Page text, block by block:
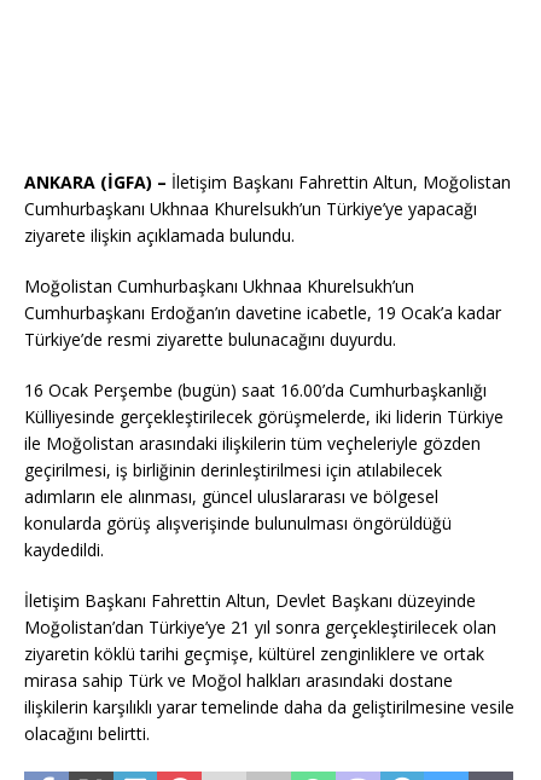
ANKARA (İGFA) – İletişim Başkanı Fahrettin Altun, Moğolistan
Cumhurbaşkanı Ukhnaa Khurelsukh’un Türkiye’ye yapacağı
ziyarete ilişkin açıklamada bulundu.
Moğolistan Cumhurbaşkanı Ukhnaa Khurelsukh’un
Cumhurbaşkanı Erdoğan’ın davetine icabetle, 19 Ocak’a kadar
Türkiye’de resmi ziyarette bulunacağını duyurdu.
16 Ocak Perşembe (bugün) saat 16.00’da Cumhurbaşkanlığı
Külliyesinde gerçekleştirilecek görüşmelerde, iki liderin Türkiye
ile Moğolistan arasındaki ilişkilerin tüm veçheleriyle gözden
geçirilmesi, iş birliğinin derinleştirilmesi için atılabilecek
adımların ele alınması, güncel uluslararası ve bölgesel
konularda görüş alışverişinde bulunulması öngörüldüğü
kaydedildi.
İletişim Başkanı Fahrettin Altun, Devlet Başkanı düzeyinde
Moğolistan’dan Türkiye’ye 21 yıl sonra gerçekleştirilecek olan
ziyaretin köklü tarihi geçmişe, kültürel zenginliklere ve ortak
mirasa sahip Türk ve Moğol halkları arasındaki dostane
ilişkilerin karşılıklı yarar temelinde daha da geliştirilmesine vesile
olacağını belirtti.